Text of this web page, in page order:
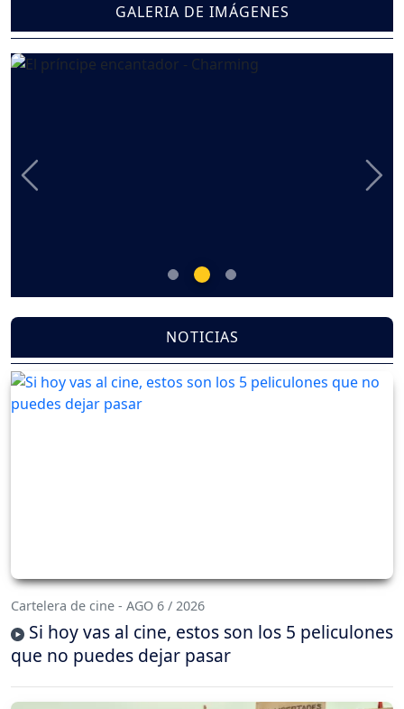
GALERIA DE IMÁGENES
Previous Next
NOTICIAS
Cartelera de cine - AGO 6 / 2026
Si hoy vas al cine, estos son los 5 peliculones
que no puedes dejar pasar